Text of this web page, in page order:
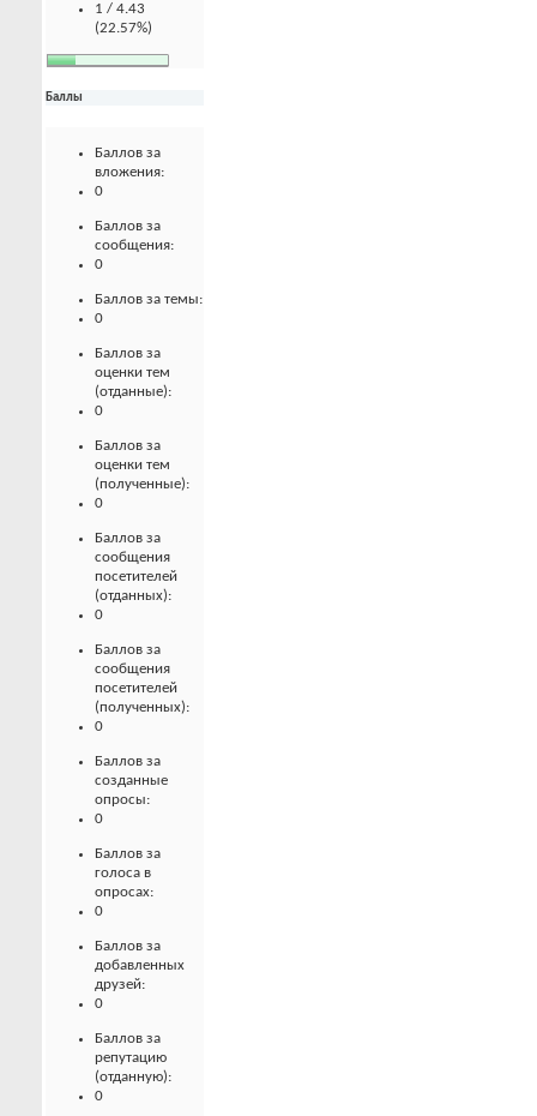
1 / 4.43
(22.57%)
Баллы
Баллов за
вложения:
0
Баллов за
сообщения:
0
Баллов за темы:
0
Баллов за
оценки тем
(отданные):
0
Баллов за
оценки тем
(полученные):
0
Баллов за
сообщения
посетителей
(отданных):
0
Баллов за
сообщения
посетителей
(полученных):
0
Баллов за
созданные
опросы:
0
Баллов за
голоса в
опросах:
0
Баллов за
добавленных
друзей:
0
Баллов за
репутацию
(отданную):
0